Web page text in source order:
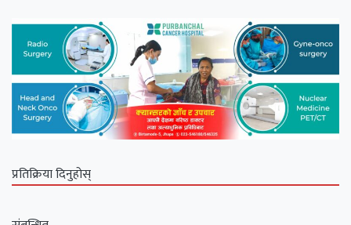
प्रतिक्रिया दिनुहोस्